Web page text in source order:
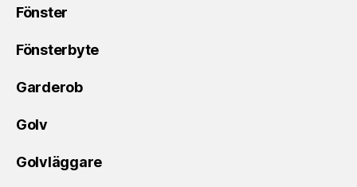
Fönster
Fönsterbyte
Garderob
Golv
Golvläggare